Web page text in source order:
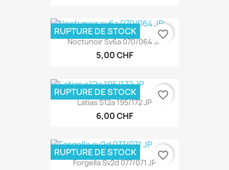
Noctunoir Sv6a 070/064 JP
5,00 CHF
RUPTURE DE STOCK favorite_border
Latias S12a 195/172 JP
6,00 CHF
RUPTURE DE STOCK favorite_border
Forgella Sv2d 077/071 JP
RUPTURE DE STOCK favorite_border